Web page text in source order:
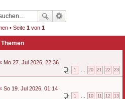
• Seite 1 von 1
Themen
Mo 27. Jul 2026, 22:36
1 20 21 22 23
So 19. Jul 2026, 01:14
1 10 11 12 13